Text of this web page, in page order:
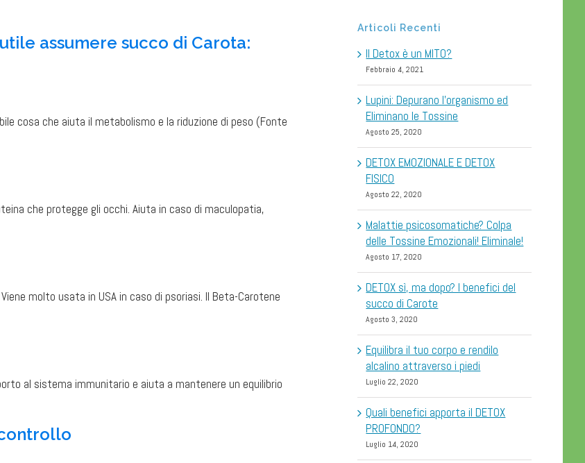
assumere succo di Carota:
cosa che aiuta il metabolismo e la riduzione di peso (Fonte
che protegge gli occhi. Aiuta in caso di maculopatia,
molto usata in USA in caso di psoriasi. Il Beta-Carotene
al sistema immunitario e aiuta a mantenere un equilibrio
Articoli Recenti
Il Detox è un MITO?
Febbraio 4, 2021
Lupini: Depurano l’organismo ed
Eliminano le Tossine
Agosto 25, 2020
DETOX EMOZIONALE E DETOX
FISICO
Agosto 22, 2020
Malattie psicosomatiche? Colpa
delle Tossine Emozionali! Eliminale!
Agosto 17, 2020
DETOX sì, ma dopo? I benefici del
succo di Carote
Agosto 3, 2020
Equilibra il tuo corpo e rendilo
alcalino attraverso i piedi
Luglio 22, 2020
Quali benefici apporta il DETOX
PROFONDO?
Luglio 14, 2020